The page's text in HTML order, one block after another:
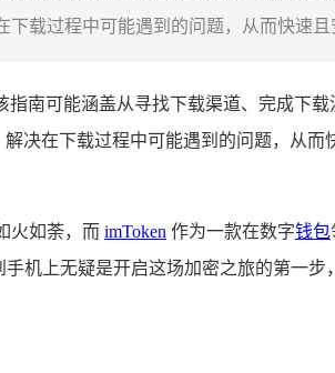
载过程中可能遇到的问题，从而快速且
南可能涵盖从寻找下载渠道、完成下
决在下载过程中可能遇到的问题，从
火如荼，而 imToken 作为一款在数字钱包
机上无疑是开启这场加密之旅的第一